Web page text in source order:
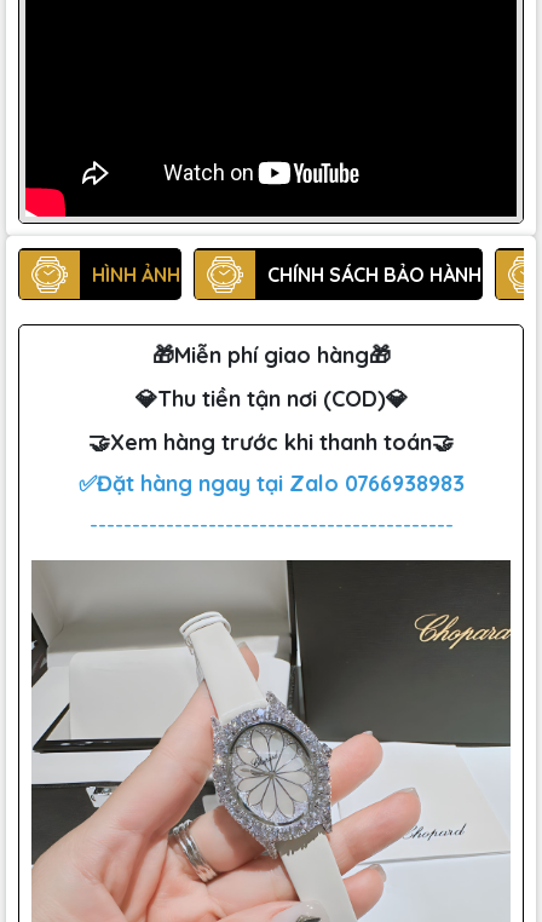
HÌNH ẢNH CHÍNH SÁCH BẢO HÀNH
🎁Miễn phí giao hàng🎁
💎Thu tiền tận nơi (COD)💎
🤝Xem hàng trước khi thanh toán🤝
✅Đặt hàng ngay tại Zalo 0766938983
-------------------------------------------